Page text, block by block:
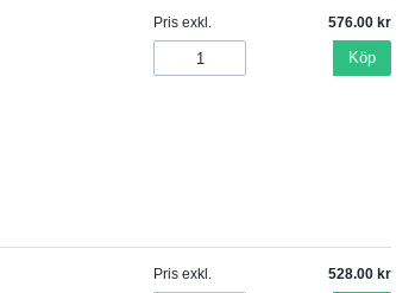
Pris exkl. 576.00
Köp
Pris exkl. 528.00